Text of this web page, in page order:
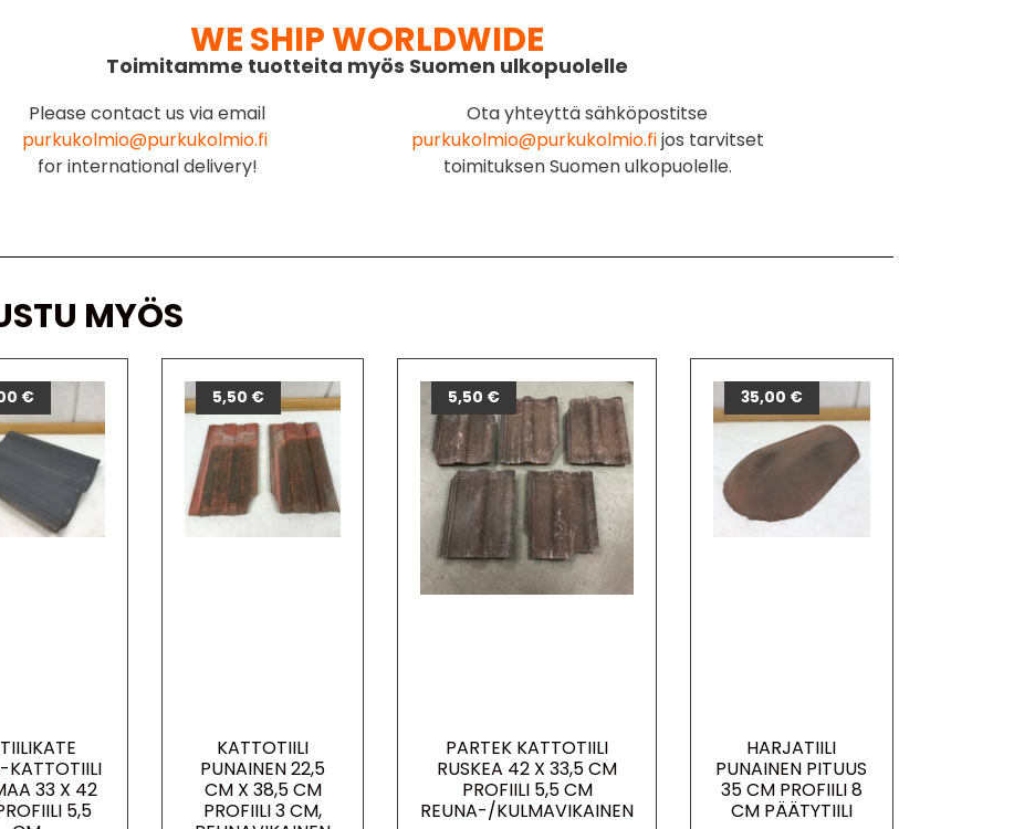
WE SHIP WORLDWIDE
Toimitamme tuotteita myös Suomen ulkopuolelle
Please contact us via email
purkukolmio@purkukolmio.fi
for international delivery!
Ota yhteyttä sähköpostitse
purkukolmio@purkukolmio.fijos tarvitset
toimituksen Suomen ulkopuolelle.
MYÖS
KATTOTIILI
33 X 42
5,5
€
KATTOTIILI
PUNAINEN 22,5
CM X 38,5 CM
PROFIILI 3 CM,
5,50 €
PARTEK KATTOTIILI
RUSKEA 42 X 33,5 CM
PROFIILI 5,5 CM
REUNA-/KULMAVIKAINEN
5,50 €
HARJATIILI
PUNAINEN PITUUS
35 CM PROFIILI 8
CM PÄÄTYTIILI
35,00 €